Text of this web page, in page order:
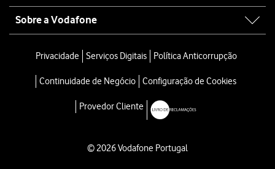
Sobre a Vodafone
Privacidade Serviços Digitais Política Anticorrupção
Continuidade de Negócio Configuração de Cookies
Provedor Cliente
© 2026 Vodafone Portugal